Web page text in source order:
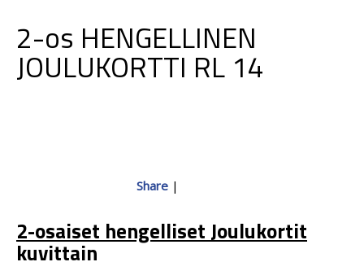
2-os HENGELLINEN
JOULUKORTTI RL 14
Share |
2-osaiset hengelliset Joulukortit
kuvittain